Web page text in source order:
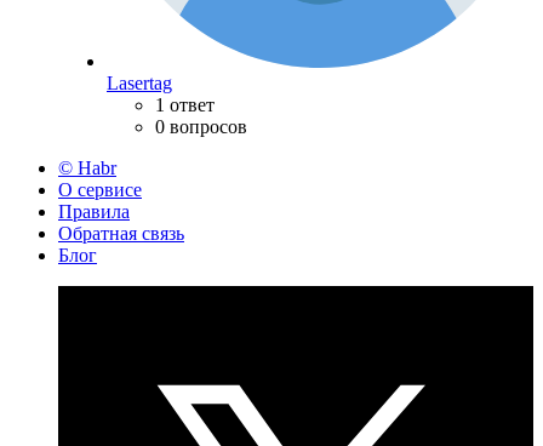
Lasertag
1 ответ
0 вопросов
© Habr
О сервисе
Правила
Обратная связь
Блог